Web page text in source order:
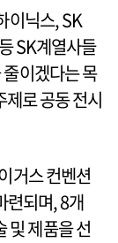
이닉스, SK
SK계열사들
이겠다는 목
제로 공동 전시
거스 컨벤션
련되며, 8개
및 제품을 선